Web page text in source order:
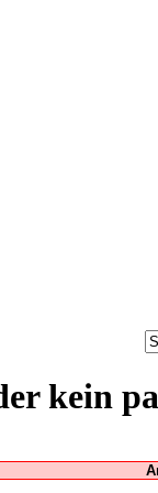
kein